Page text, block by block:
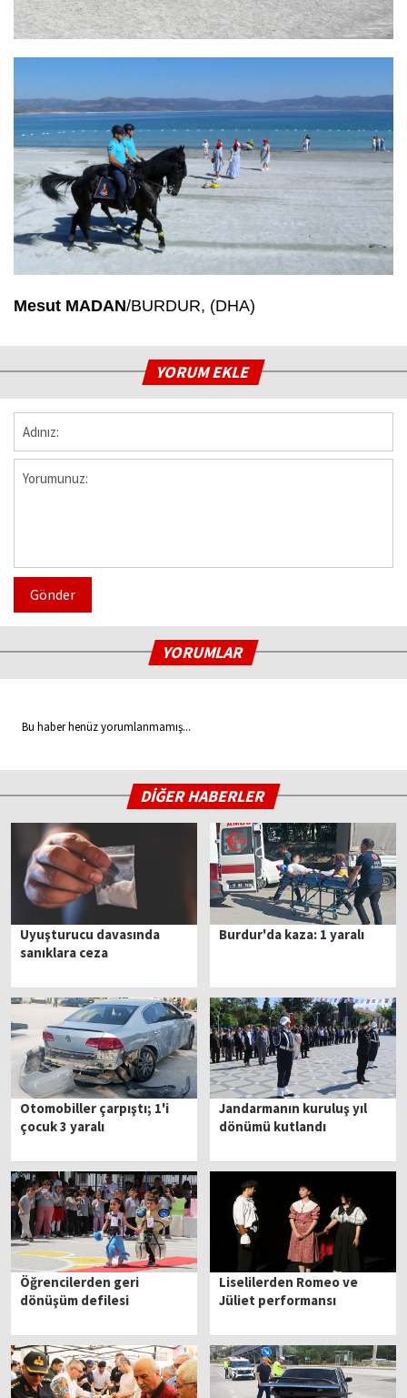
Mesut MADAN/BURDUR, (DHA)
YORUM EKLE
Gönder
YORUMLAR
Bu haber henüz yorumlanmamış...
DİĞER HABERLER
Uyuşturucu davasında
sanıklara ceza
Burdur'da kaza: 1 yaralı
Otomobiller çarpıştı; 1'i
çocuk 3 yaralı
Jandarmanın kuruluş yıl
dönümü kutlandı
Öğrencilerden geri
dönüşüm defilesi
Liselilerden Romeo ve
Jüliet performansı